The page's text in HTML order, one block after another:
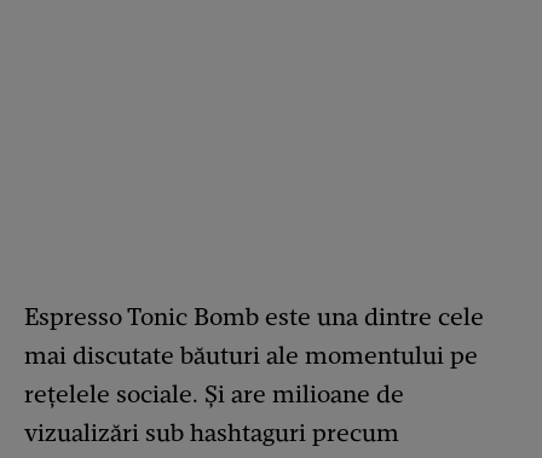
Espresso Tonic Bomb este una dintre cele
mai discutate băuturi ale momentului pe
rețelele sociale. Și are milioane de
vizualizări sub hashtaguri precum